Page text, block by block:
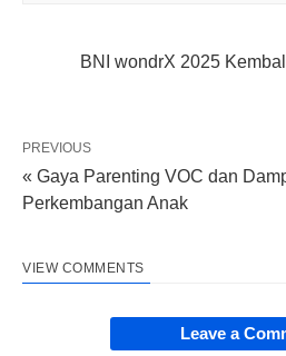
BNI wondrX 2025
PREVIOUS
« Gaya Parenting VOC dan
Perkembangan Anak
VIEW COMMENTS
Leave a